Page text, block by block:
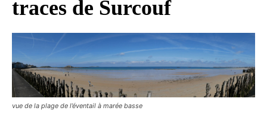
traces de Surcouf
vue de la plage de l’éventail à marée basse